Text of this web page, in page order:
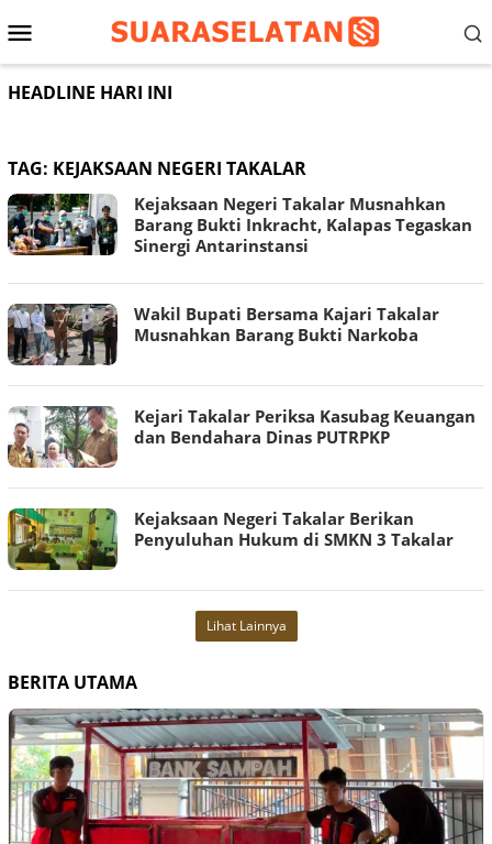
ke
Menu
Mobile
HEADLINE HARI INI
TAG: KEJAKSAAN NEGERI TAKALAR
Kejaksaan Negeri Takalar Musnahkan
Barang Bukti Inkracht, Kalapas Tegaskan
Sinergi Antarinstansi
Wakil Bupati Bersama Kajari Takalar
Musnahkan Barang Bukti Narkoba
Kejari Takalar Periksa Kasubag Keuangan
dan Bendahara Dinas PUTRPKP
Kejaksaan Negeri Takalar Berikan
Penyuluhan Hukum di SMKN 3 Takalar
Lihat Lainnya
BERITA UTAMA